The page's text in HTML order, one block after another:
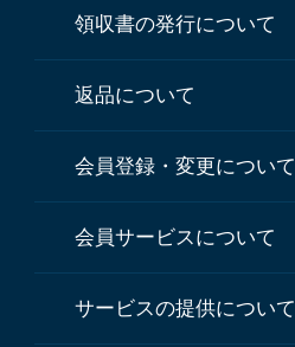
領収書の発行について
返品について
会員登録・変更について
会員サービスについて
サービスの提供について